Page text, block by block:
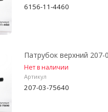
6156-11-4460
Патрубок верхний 207-
Нет в наличии
Артикул
207-03-75640